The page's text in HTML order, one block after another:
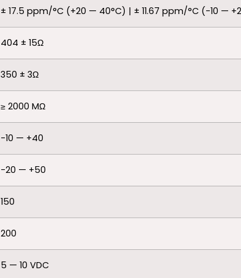
± 17.5 ppm/°C (+20 — 40°C) | ± 11.67 ppm/°C (-10 —
404 ± 15Ω
350 ± 3Ω
≥ 2000 MΩ
-10 — +40
-20 — +50
150
200
5 — 10 VDC